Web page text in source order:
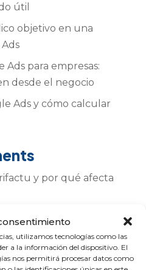
utilizamos tecnologías como las
a la información del dispositivo. El
nos permitirá procesar datos como
útil
objetivo en una
Ads para empresas:
desde el negocio
Ads y cómo calcular
y por qué afecta
en
proyectos